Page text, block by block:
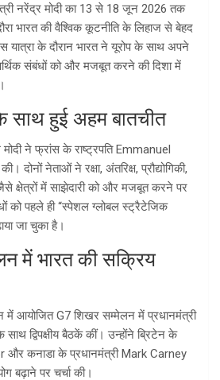
नरेंद्र मोदी का 13 से 18 जून 2026 तक
भारत की वैश्विक कूटनीति के लिहाज से बेहद
यात्रा के दौरान भारत ने यूरोप के साथ अपने
संबंधों को और मजबूत करने की दिशा में
साथ हुई अहम बातचीत
ने फ्रांस के राष्ट्रपति Emmanuel
दोनों नेताओं ने रक्षा, अंतरिक्ष, प्रौद्योगिकी,
क्षेत्रों में साझेदारी को और मजबूत करने पर
को पहले ही “स्पेशल ग्लोबल स्ट्रैटेजिक
जा चुका है।
में भारत की सक्रिय
आयोजित G7 शिखर सम्मेलन में प्रधानमंत्री
द्विपक्षीय बैठकें कीं। उन्होंने ब्रिटेन के
और कनाडा के प्रधानमंत्री Mark Carney
बढ़ाने पर चर्चा की।